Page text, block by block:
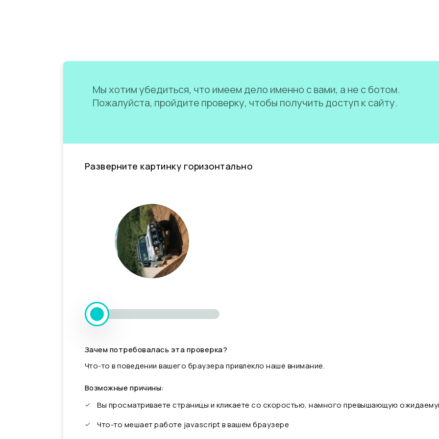
Мы хотим убедиться, что имеем дело именно с вами, а не с ботом.
Пожалуйста, пройдите проверку, чтобы получить доступ к сайту.
Разверните картинку горизонтально
Зачем потребовалась эта проверка?
Что-то в поведении вашего браузера привлекло наше внимание.
Возможные причины:
Вы просматриваете страницы и кликаете со скоростью, намного превышающую
Что-то мешает работе javascript в вашем браузере